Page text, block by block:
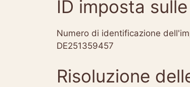
ID imposta
Numero di identificazione
DE251359457
Risoluzione